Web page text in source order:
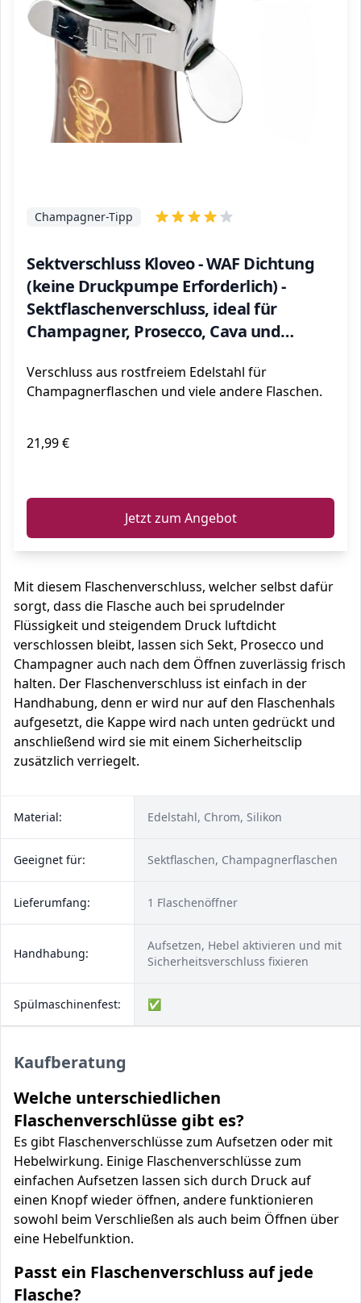
Sektverschluss Kloveo - WAF Dichtung
(keine Druckpumpe Erforderlich) -
Sektflaschenverschluss, ideal für
Champagner, Prosecco, Cava und
Champagner-Tipp
Verschluss aus rostfreiem Edelstahl für
Champagnerflaschen und viele andere Flaschen.
21,99 €
Jetzt zum Angebot
Mit diesem Flaschenverschluss, welcher selbst dafür
sorgt, dass die Flasche auch bei sprudelnder
Flüssigkeit und steigendem Druck luftdicht
verschlossen bleibt, lassen sich Sekt, Prosecco und
Champagner auch nach dem Öffnen zuverlässig frisch
halten. Der Flaschenverschluss ist einfach in der
Handhabung, denn er wird nur auf den Flaschenhals
aufgesetzt, die Kappe wird nach unten gedrückt und
anschließend wird sie mit einem Sicherheitsclip
zusätzlich verriegelt.
Material: Edelstahl, Chrom, Silikon
Geeignet für: Sektflaschen, Champagnerflaschen
Lieferumfang: 1 Flaschenöffner
Handhabung:
Aufsetzen, Hebel aktivieren und mit
Sicherheitsverschluss fixieren
Spülmaschinenfest: ✅
Kaufberatung
Welche unterschiedlichen
Flaschenverschlüsse gibt es?
Es gibt Flaschenverschlüsse zum Aufsetzen oder mit
Hebelwirkung. Einige Flaschenverschlüsse zum
einfachen Aufsetzen lassen sich durch Druck auf
einen Knopf wieder öffnen, andere funktionieren
sowohl beim Verschließen als auch beim Öffnen über
eine Hebelfunktion.
Passt ein Flaschenverschluss auf jede
Flasche?